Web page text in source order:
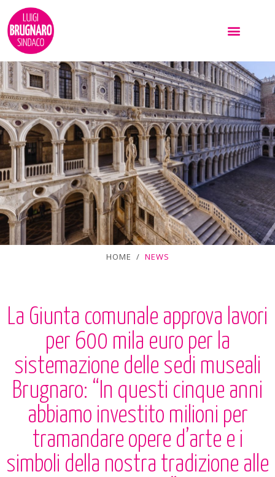
HOME / NEWS
La Giunta comunale approva lavori
per 600 mila euro per la
sistemazione delle sedi museali
Brugnaro: “In questi cinque anni
abbiamo investito milioni per
tramandare opere d’arte e i
simboli della nostra tradizione alle